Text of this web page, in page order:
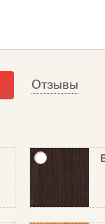
Отзывы